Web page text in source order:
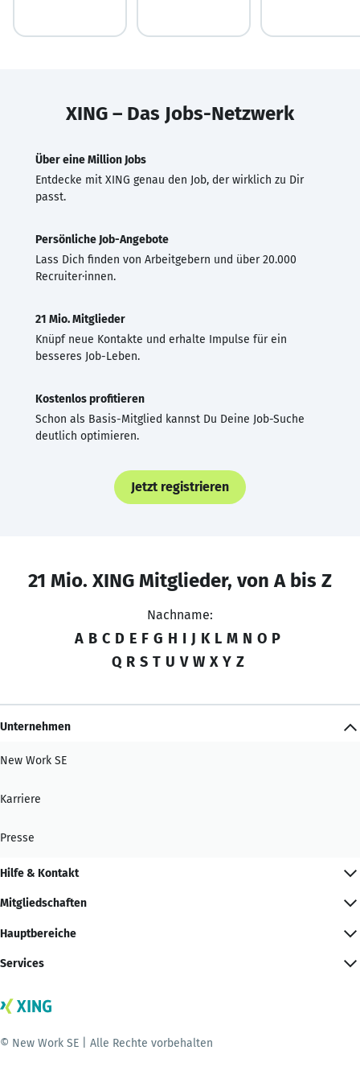
XING – Das Jobs-Netzwerk
Über eine Million Jobs
Entdecke mit XING genau den Job, der wirklich zu Dir
passt.
Persönliche Job-Angebote
Lass Dich finden von Arbeitgebern und über 20.000
Recruiter·innen.
21 Mio. Mitglieder
Knüpf neue Kontakte und erhalte Impulse für ein
besseres Job-Leben.
Kostenlos profitieren
Schon als Basis-Mitglied kannst Du Deine Job-Suche
deutlich optimieren.
Jetzt registrieren
21 Mio. XING Mitglieder, von A bis Z
Nachname:
A B C D E F G H I J K L M N O P
Q R S T U V W X Y Z
Unternehmen
New Work SE
Karriere
Presse
Hilfe & Kontakt
Mitgliedschaften
Hauptbereiche
Services
© New Work SE | Alle Rechte vorbehalten